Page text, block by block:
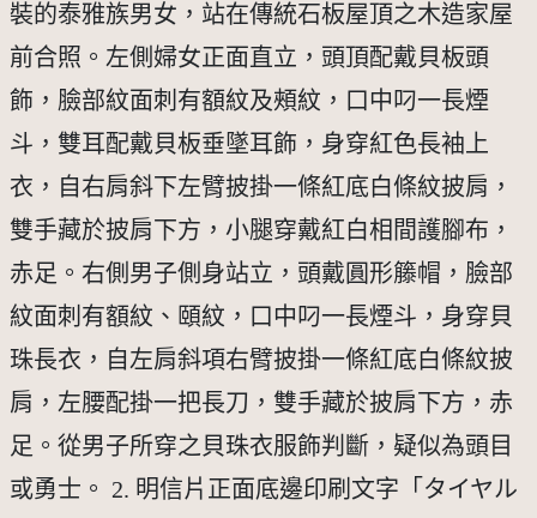
裝的泰雅族男女，站在傳統石板屋頂之木造家屋
前合照。左側婦女正面直立，頭頂配戴貝板頭
飾，臉部紋面刺有額紋及頰紋，口中叼一長煙
斗，雙耳配戴貝板垂墜耳飾，身穿紅色長袖上
衣，自右肩斜下左臂披掛一條紅底白條紋披肩，
雙手藏於披肩下方，小腿穿戴紅白相間護腳布，
赤足。右側男子側身站立，頭戴圓形籐帽，臉部
紋面刺有額紋、頤紋，口中叼一長煙斗，身穿貝
珠長衣，自左肩斜項右臂披掛一條紅底白條紋披
肩，左腰配掛一把長刀，雙手藏於披肩下方，赤
足。從男子所穿之貝珠衣服飾判斷，疑似為頭目
或勇士。 2. 明信片正面底邊印刷文字「タイヤル